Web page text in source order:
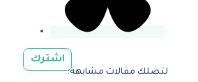
اشترك
لتصلك مقالات مشابهة: